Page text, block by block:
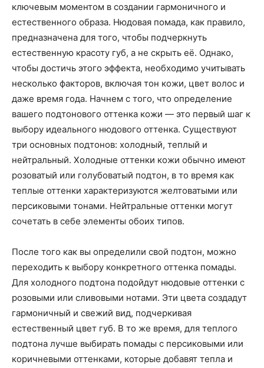
ключевым моментом в создании гармоничного и
естественного образа. Нюдовая помада, как правило,
предназначена для того, чтобы подчеркнуть
естественную красоту губ, а не скрыть её. Однако,
чтобы достичь этого эффекта, необходимо учитывать
несколько факторов, включая тон кожи, цвет волос и
даже время года. Начнем с того, что определение
вашего подтонового оттенка кожи — это первый шаг к
выбору идеального нюдового оттенка. Существуют
три основных подтонов: холодный, теплый и
нейтральный. Холодные оттенки кожи обычно имеют
розоватый или голубоватый подтон, в то время как
теплые оттенки характеризуются желтоватыми или
персиковыми тонами. Нейтральные оттенки могут
сочетать в себе элементы обоих типов.
После того как вы определили свой подтон, можно
переходить к выбору конкретного оттенка помады.
Для холодного подтона подойдут нюдовые оттенки с
розовыми или сливовыми нотами. Эти цвета создадут
гармоничный и свежий вид, подчеркивая
естественный цвет губ. В то же время, для теплого
подтона лучше выбирать помады с персиковыми или
коричневыми оттенками, которые добавят тепла и